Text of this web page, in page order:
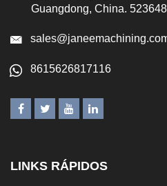
Guangdong, China. 523648
8615626817116
LINKS RÁPIDOS